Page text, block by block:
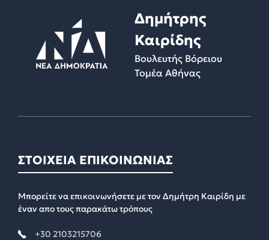
Δημήτρης
Καιρίδης
Βουλευτής Βόρειου
Τομέα Αθήνας
ΣΤΟΙΧΕΙΑ ΕΠΙΚΟΙΝΩΝΙΑΣ
Μπορείτε να επικοινωνήσετε με τον Δημήτρη Καιρίδη με
έναν απο τους παρακάτω τρόπους
+30 2103215706